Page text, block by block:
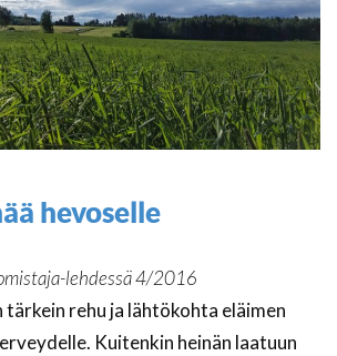
hevoselle
lehdessä 4/2016
tärkein rehu ja lähtökohta eläimen
Kuitenkin heinän laatuun